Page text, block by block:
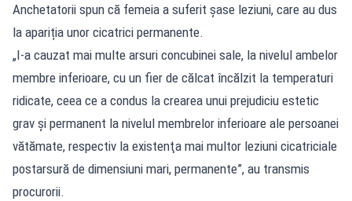
Anchetatorii spun că femeia a suferit șase leziuni, care au dus
la apariția unor cicatrici permanente.
„I-a cauzat mai multe arsuri concubinei sale, la nivelul ambelor
membre inferioare, cu un fier de călcat încălzit la temperaturi
ridicate, ceea ce a condus la crearea unui prejudiciu estetic
grav şi permanent la nivelul membrelor inferioare ale persoanei
vătămate, respectiv la existenţa mai multor leziuni cicatriciale
postarsură de dimensiuni mari, permanente”, au transmis
procurorii.